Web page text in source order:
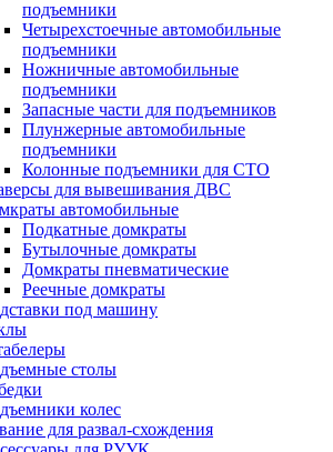
подъемники
Четырехстоечные автомобильные
подъемники
Ножничные автомобильные
подъемники
Запасные части для подъемников
Плунжерные автомобильные
подъемники
Колонные подъемники для СТО
для вывешивания ДВС
автомобильные
Подкатные домкраты
Бутылочные домкраты
Домкраты пневматические
Реечные домкраты
под машину
столы
колес
для развал-схождения